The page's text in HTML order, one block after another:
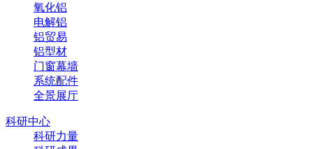
氧化铝
电解铝
铝贸易
铝型材
门窗幕墙
系统配件
全景展厅
科研中心
科研力量